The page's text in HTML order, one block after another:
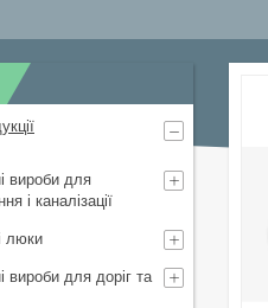
вироби для
і каналізації
люки
вироби для доріг та